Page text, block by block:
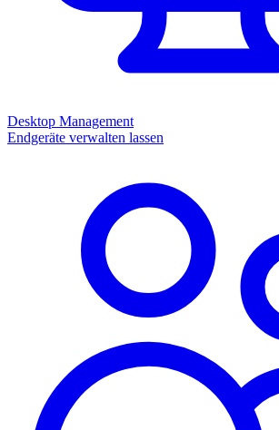
Desktop Management
Endgeräte verwalten lassen